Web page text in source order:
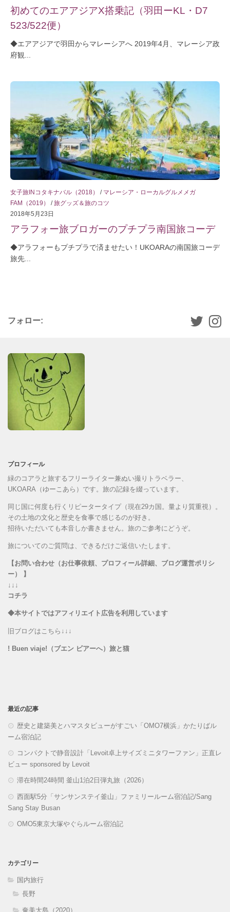
初めてのエアアジアX搭乗記（羽田ーKL・D7
523/522便）
◆エアアジアで羽田からマレーシアへ 2019年4月、マレーシア政
府観...
女子旅INコタキナバル（2018） / マレーシア・ローカルグルメメガ
FAM（2019）
/旅グッズ＆旅のコツ
2018年5月23日
アラフォー旅ブロガーのプチプラ南国旅コーデ
◆アラフォーもプチプラで済ませたい！UKOARAの南国旅コーデ
旅先...
フォロー:
プロフィール
緑のコアラと旅するフリーライター兼ぬい撮りトラベラー、
UKOARA（ゆーこあら）です。旅の記録を綴っています。
同じ国に何度も行くリピータータイプ（現在29カ国。量より質重視）。
その土地の文化と歴史を食事で感じるのが好き。
招待いただいても本音しか書きません。旅のご参考にどうぞ。
旅についてのご質問は、できるだけご返信いたします。
【お問い合わせ（お仕事依頼、プロフィール詳細、ブログ運営ポリシ
ー） 】
↓↓↓
コチラ
◆本サイトではアフィリエイト広告を利用しています
旧ブログはこちら↓↓↓
! Buen viaje!（ブエン ビアーへ）旅と猫
最近の記事
歴史と建築美とハマスタビューがすごい「OMO7横浜」かたりばル
ーム宿泊記
コンパクトで静音設計「Levoit卓上サイズミニタワーファン」正直レ
ビュー sponsored by Levoit
滞在時間24時間 釜山1泊2日弾丸旅（2026）
西面駅5分「サンサンステイ釜山」ファミリールーム宿泊記/Sang
Sang Stay Busan
OMO5東京大塚やぐらルーム宿泊記
カテゴリー
国内旅行
長野
奄美大島（2020）